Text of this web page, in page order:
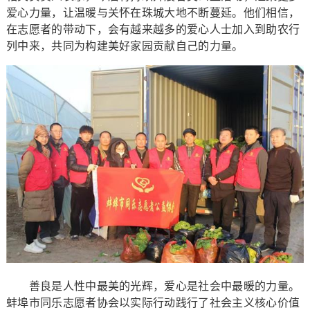
爱心力量，让温暖与关怀在珠城大地不断蔓延。他们相信，
在志愿者的带动下，会有越来越多的爱心人士加入到助农行
列中来，共同为构建美好家园贡献自己的力量。
善良是人性中最美的光辉，爱心是社会中最暖的力量。
蚌埠市同乐志愿者协会以实际行动践行了社会主义核心价值